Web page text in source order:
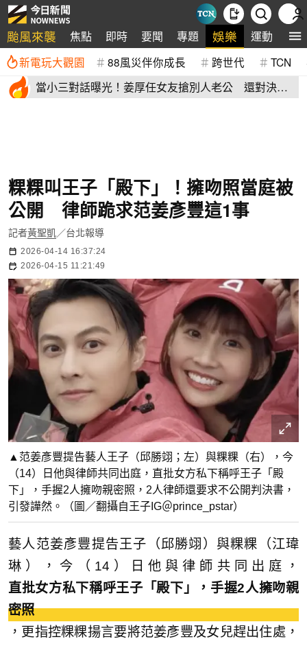
颱風來襲 焦點 即時 要聞 專題 娛樂 運動 全
新電玩大觀園 88風災伴你成長 跨世代 TCN
當小三對話曝光！姜厚任女友搶別人老公 還對決正
粿粿叫王子「殿下」！擁吻照當庭被
公開 律師跪求范姜彥豐這1事
記者黃聖凱／台北報導
2026-04-14 16:37:24
2026-04-15 11:21:49
▲范姜彥豐提告藝人王子（邱勝翊；左）與粿粿（右），今
（14）日他與律師共同出庭，直批女方私下稱呼王子「殿
下」，手握2人擁吻親密照，2人律師還要求不公開判決書，
引發譁然。（圖／翻攝自王子IG＠prince_pstar）
藝人范姜彥豐提告王子（邱勝翊）與粿粿（江瑋
琳），今（14）日他與律師共同出庭，
直批女方私下稱呼王子「殿下」，手握2人擁吻親
密照
，更指控粿粿揚言要將范姜彥豐及女兒趕出住處，